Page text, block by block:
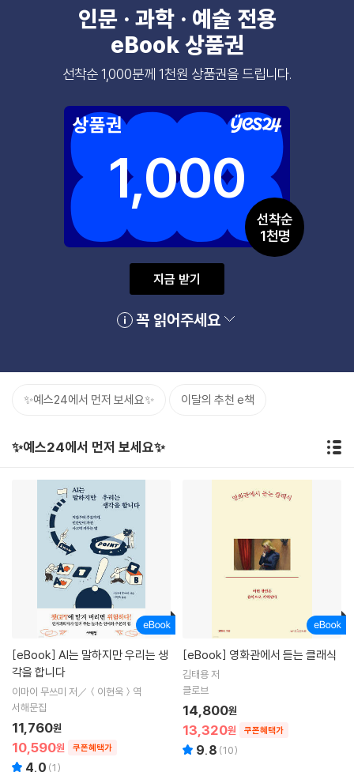
인문 · 과학 · 예술 전용
eBook 상품권
선착순 1,000분께 1천원 상품권을 드립니다.
1,000
선착순
1천명
지금 받기
꼭 읽어주세요
✨예스24에서 먼저 보세요✨ 이달의 추천 e책
✨예스24에서 먼저 보세요✨
[eBook]
각을 합니다
이마이 무쓰미 저／＜이현욱＞역
서해문집
10,590원 쿠폰혜택가
11,760원
4.0 (1)
[eBook] 영화관에서 듣는 클래식
김태용 저
클로브
13,320원 쿠폰혜택가
14,800원
9.8 (10)